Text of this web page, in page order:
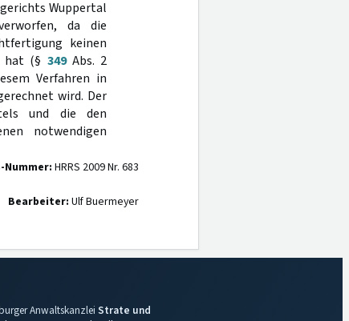
Wuppertal
da die
keinen
hat (§ 349Abs. 2
Verfahren in
wird. Der
und die den
notwendigen
Nummer: HRRS 2009 Nr. 683
Bearbeiter: Ulf Buermeyer
Anwaltskanzlei Strate und